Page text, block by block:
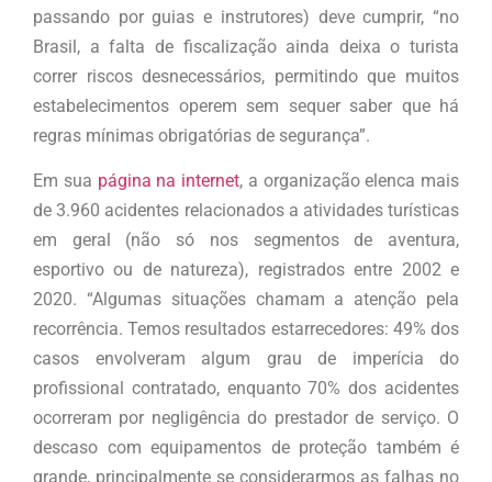
passando por guias e instrutores) deve cumprir, “no
Brasil, a falta de fiscalização ainda deixa o turista
correr riscos desnecessários, permitindo que muitos
estabelecimentos operem sem sequer saber que há
regras mínimas obrigatórias de segurança”.
Em sua página na internet, a organização elenca mais
de 3.960 acidentes relacionados a atividades turísticas
em geral (não só nos segmentos de aventura,
esportivo ou de natureza), registrados entre 2002 e
2020. “Algumas situações chamam a atenção pela
recorrência. Temos resultados estarrecedores: 49% dos
casos envolveram algum grau de imperícia do
profissional contratado, enquanto 70% dos acidentes
ocorreram por negligência do prestador de serviço. O
descaso com equipamentos de proteção também é
grande, principalmente se considerarmos as falhas no